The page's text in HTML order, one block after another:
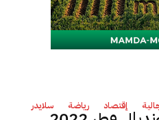
إقتصاد رياضة سلايدر